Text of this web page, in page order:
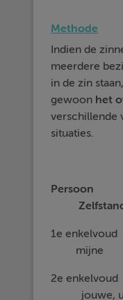
Methode
Indien de
meerdere
in de zin
gewoon het
verschillende
situaties.
Persoon
1e
mijne
2e
jouwe,